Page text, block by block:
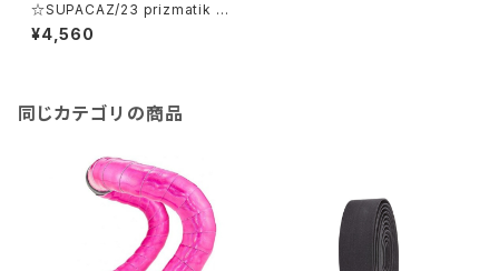
☆SUPACAZ/23 prizmatik b
lue/バーテープ/BT-135/スパカ
ズ
¥4,560
同じカテゴリの商品